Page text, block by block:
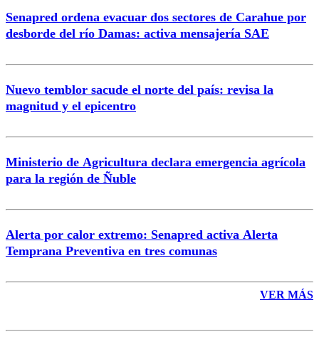
Correo
Senapred ordena evacuar dos sectores de Carahue por
desborde del río Damas: activa mensajería SAE
Nuevo temblor sacude el norte del país: revisa la
magnitud y el epicentro
Ministerio de Agricultura declara emergencia agrícola
para la región de Ñuble
Alerta por calor extremo: Senapred activa Alerta
Temprana Preventiva en tres comunas
VER MÁS